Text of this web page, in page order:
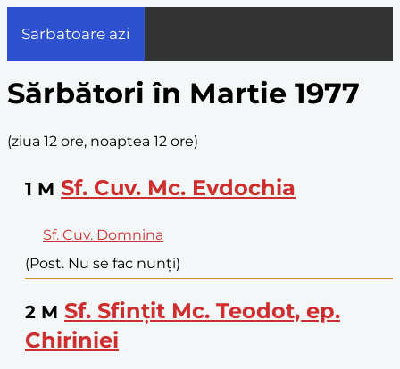
Sarbatoare azi
Sărbători în Martie 1977
(ziua 12 ore, noaptea 12 ore)
1 M Sf. Cuv. Mc. Evdochia
Sf. Cuv. Domnina
(Post. Nu se fac nunți)
2 M Sf. Sfințit Mc. Teodot, ep.
Chiriniei